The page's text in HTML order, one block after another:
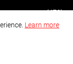
(470)
(155)
Learn more